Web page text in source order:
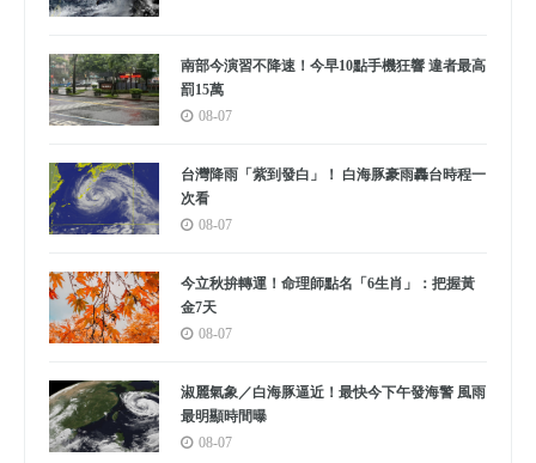
南部今演習不降速！今早10點手機狂響 違者最高
罰15萬
08-07
台灣降雨「紫到發白」！ 白海豚豪雨轟台時程一
次看
08-07
今立秋拚轉運！命理師點名「6生肖」：把握黃
金7天
08-07
淑麗氣象／白海豚逼近！最快今下午發海警 風雨
最明顯時間曝
08-07